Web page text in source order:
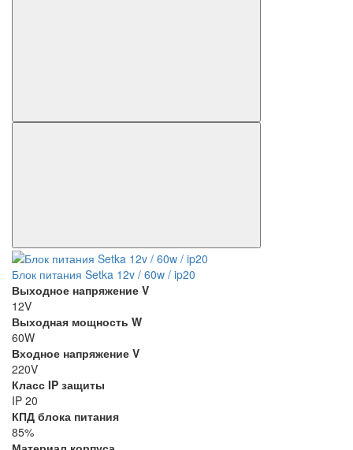
Блок питания Setka 12v / 60w / ip20
Выходное напряжение V
12V
Выходная мощность W
60W
Входное напряжение V
220V
Класс IP защиты
IP 20
КПД блока питания
85%